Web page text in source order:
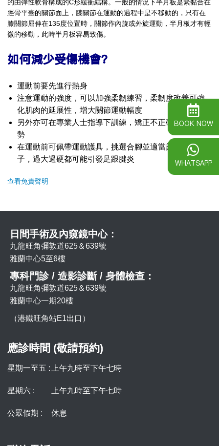
的由彈性軟骨構成的C形緩衝結構。一般的情況下半月板是緊黏合在
脛骨平臺的關節面上，膝關節在運動的過程中是不移動的，只有在
膝關節屈伸在135度位置時，關節作內旋或外旋運動，半月板才有輕
微的移動，此時半月板容易致傷。
如何減少受傷機會？
運動前要先進行熱身
注意運動的強度，可以加強柔韌練習，柔韌度改善可強
化肌肉的延展性，增大關節運動幅度
另外亦可在專業人士指導下訓練，矯正不正確的運動姿
勢
在運動前可佩帶運動護具，挑選合腳並適當柔軟的鞋
子，過大過硬都可能引發足跟腱炎
查看免責聲明
日間手術及內窺鏡中心：
九龍旺角彌敦道625＆639號
雅蘭中心5至6樓
專科門診 / 造影診斷 / 身體檢查：
九龍旺角彌敦道625＆639號
雅蘭中心一期20樓
（港鐵旺角站E1出口）
應診時間 (敬請預約)
星期一至五 : 上午九時至下午七時
星期六 : 上午九時至下午七時
公眾假期 : 休息
BOOK NOW
WHATSAPP